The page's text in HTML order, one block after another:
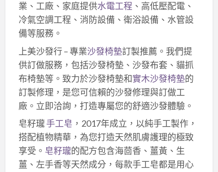
業、工廠、家庭提供水電工程 、高低壓配電、
冷氣空調工程、消防設備、衛浴設備、水管設
備等服務。
上美沙發行 – 專業沙發椅墊訂製推薦。我們提
供訂做服務，包括沙發椅墊、沙發布套、貓抓
布椅墊等。致力於沙發椅墊和實木沙發椅墊的
訂製修理，是您可信賴的沙發修理與訂做工
廠。立即洽詢，打造專屬您的舒適沙發體驗。
皂籽瓏手工皂 ，2017年成立，以純手工製作，
搭配植物精華，為您打造天然肌膚護理的極致
享受。 皂籽瓏的配方包含海茴香、薑黃、生
薑、左手香等天然成分，每款手工皂都是用心